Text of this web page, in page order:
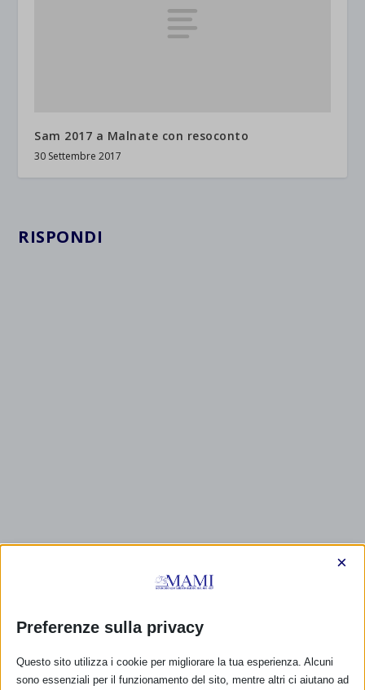
Sam 2017 a Malnate con resoconto
30 Settembre 2017
RISPONDI
Non ci sono eventi
Preferenze sulla privacy
×
Questo sito utilizza i cookie per migliorare la tua esperienza. Alcuni
sono essenziali per il funzionamento del sito, mentre altri ci aiutano ad